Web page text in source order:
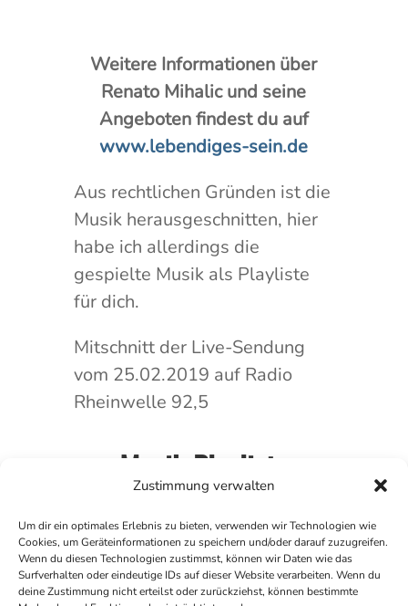
Zustimmung verwalten
Um dir ein optimales Erlebnis zu bieten, verwenden wir Technologien wie
Cookies, um Geräteinformationen zu speichern und/oder darauf zuzugreifen.
Wenn du diesen Technologien zustimmst, können wir Daten wie das
Surfverhalten oder eindeutige IDs auf dieser Website verarbeiten. Wenn du
deine Zustimmung nicht erteilst oder zurückziehst, können bestimmte
Weitere Informationen über
Renato Mihalic und seine
Angeboten findest du auf
www.lebendiges-sein.de
Aus rechtlichen Gründen ist die
Musik herausgeschnitten, hier
habe ich allerdings die
gespielte Musik als Playliste
für dich.
Mitschnitt der Live-Sendung
vom 25.02.2019 auf Radio
Rheinwelle 92,5
Musik Playliste